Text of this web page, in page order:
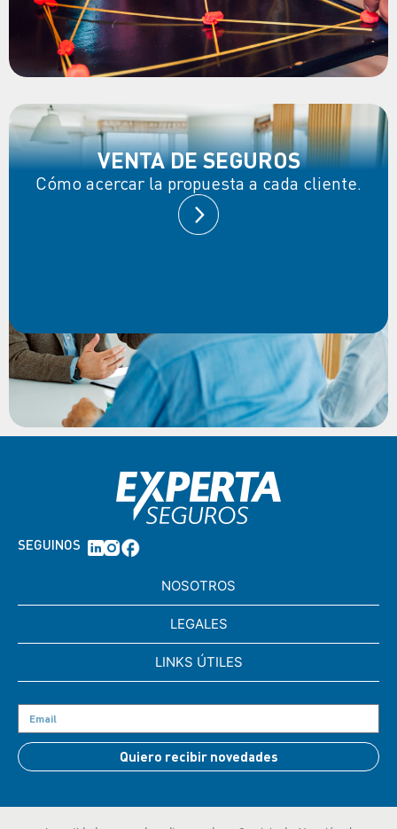
VENTA DE SEGUROS
Cómo acercar la propuesta a cada cliente.
SEGUINOS
NOSOTROS
LEGALES
LINKS ÚTILES
Quiero recibir novedades